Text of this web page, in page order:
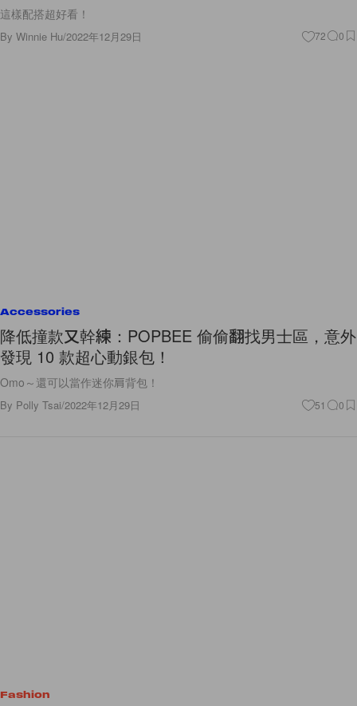
這樣配搭超好看！
By Winnie Hu/2022年12月29日 72 0
Accessories
降低撞款又幹練：POPBEE 偷偷翻找男士區，意外
發現 10 款超心動銀包！
Omo～還可以當作迷你肩背包！
By Polly Tsai/2022年12月29日 51 0
Fashion